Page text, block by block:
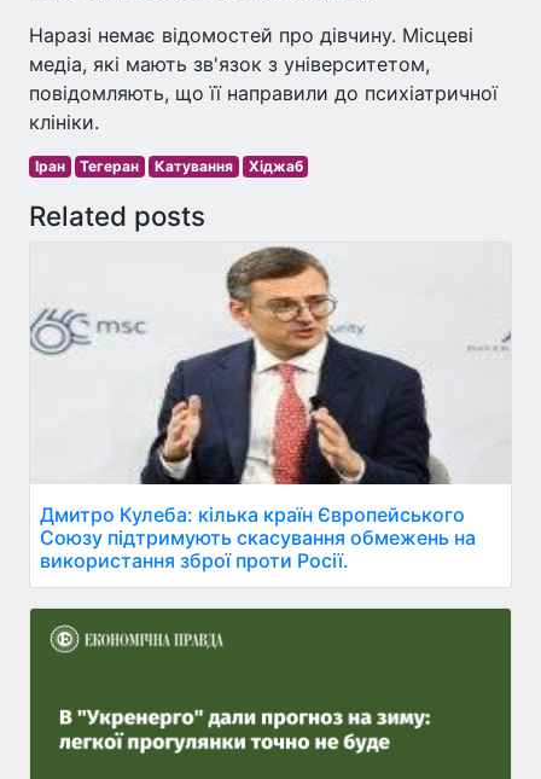
Наразі немає відомостей про дівчину. Місцеві
медіа, які мають зв'язок з університетом,
повідомляють, що її направили до психіатричної
клініки.
Іран Тегеран Катування Хіджаб
Related posts
Дмитро Кулеба: кілька країн Європейського
Союзу підтримують скасування обмежень на
використання зброї проти Росії.